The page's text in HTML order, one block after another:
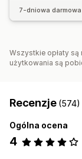
7-dniowa
Wszystkie opłaty są
użytkowania są
Recenzje (574)
Ogólna ocena
4